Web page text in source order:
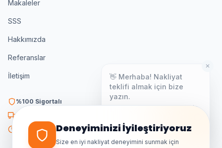
Makaleler
SSS
Hakkımızda
Referanslar
İletişim
%100 Sigortalı
K3 Belgeli
7/24 Destek
Deneyiminizi İyileştiriyoruz
Size en iyi nakliyat deneyimini sunmak için
✕
👋 Merhaba! Nakliyat
teklifi almak için bize
yazın.
Genellikle birkaç dakika içinde